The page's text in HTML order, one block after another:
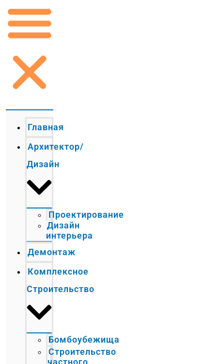
Главная
Архитектор/
Дизайн
Проектирование
Дизайн
интерьера
Демонтаж
Комплексное
Строительство
Бомбоубежища
Строительство
частного